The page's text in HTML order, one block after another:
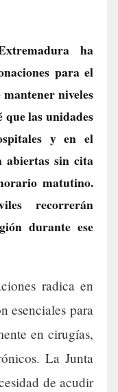
ha
para el
niveles
que las unidades
y en el
abiertas sin cita
matutino.
recorrerán
durante ese
radica en
esenciales para
en cirugías,
La Junta
de acudir